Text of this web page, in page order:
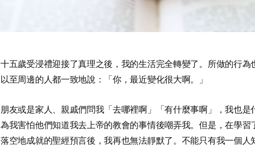
十五歲受浸禮迎接了真理之後，我的生活完全轉變了。所做的行為
以至周邊的人都一致地說：「你，最近變化很大啊。」
朋友或是家人、親戚們問我「去哪裡啊」「有什麼事啊」，我也是
為我害怕他們知道我去上帝的教會的事情後嘲弄我。但是，在學習
落空地成就的聖經預言後，我再也無法靜默了。不能只有我一個人